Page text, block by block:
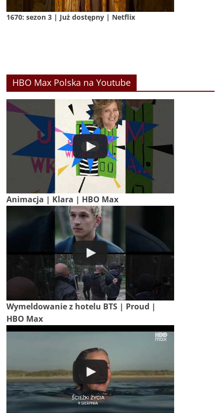
1670: sezon 3 | Już dostępny | Netflix
HBO Max Polska na Youtube
Animacja | Klara | HBO Max
Wymeldowanie z hotelu BTS | Proud |
HBO Max